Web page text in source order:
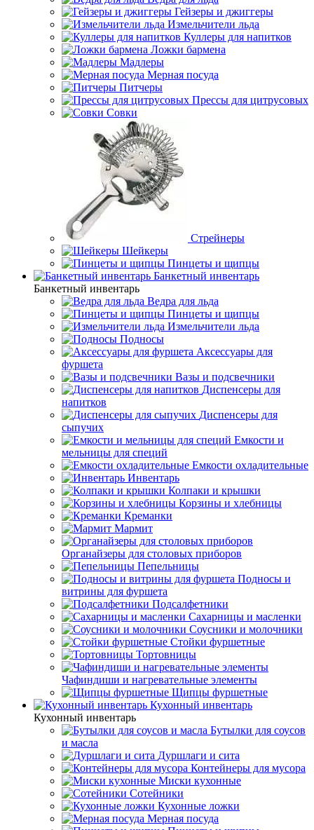
Гейзеры и джиггеры
Измельчители льда
Куллеры для напитков
Ложки бармена
Мадлеры
Мерная посуда
Питчеры
Прессы для цитрусовых
Совки
Стрейнеры
Шейкеры
Пинцеты и щипцы
Банкетный инвентарь
Банкетный инвентарь
Ведра для льда
Пинцеты и щипцы
Измельчители льда
Подносы
Аксессуары для
фуршета
Вазы и подсвечники
Диспенсеры для
напитков
Диспенсеры для
сыпучих
Емкости и
мельницы для специй
Емкости охладительные
Инвентарь
Колпаки и крышки
Корзины и хлебницы
Креманки
Мармит
Органайзеры для столовых приборов
Пепельницы
Подносы и
витрины для фуршета
Подсалфетники
Сахарницы и масленки
Соусники и молочники
Стойки фуршетные
Тортовницы
Чафиндиши и нагревательные элементы
Щипцы фуршетные
Кухонный инвентарь
Кухонный инвентарь
Бутылки для соусов
и масла
Дуршлаги и сита
Контейнеры для мусора
Миски кухонные
Сотейники
Кухонные ложки
Мерная посуда